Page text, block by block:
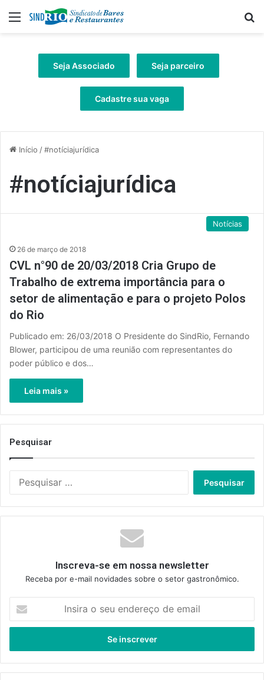
Menu
Seja Associado Seja parceiro
Cadastre sua vaga
Início /#notíciajurídica
#notíciajurídica
Notícias
26 de março de 2018
CVL n°90 de 20/03/2018 Cria Grupo de
Trabalho de extrema importância para o
setor de alimentação e para o projeto Polos
do Rio
Publicado em: 26/03/2018 O Presidente do SindRio, Fernando
Blower, participou de uma reunião com representantes do
poder público e dos…
Leia mais »
Pesquisar
Inscreva-se em nossa newsletter
Receba por e-mail novidades sobre o setor gastronômico.
seu
de
email